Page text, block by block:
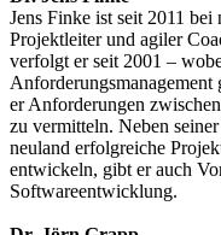
Jens Finke ist seit 2011
Projektleiter und agiler
verfolgt er seit 2001 –
er Anforderungen
zu vermitteln. Neben
neuland erfolgreiche
entwickeln, gibt er auch
Softwareentwicklung.